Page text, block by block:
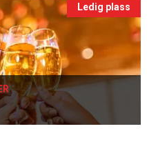
Ledig plass